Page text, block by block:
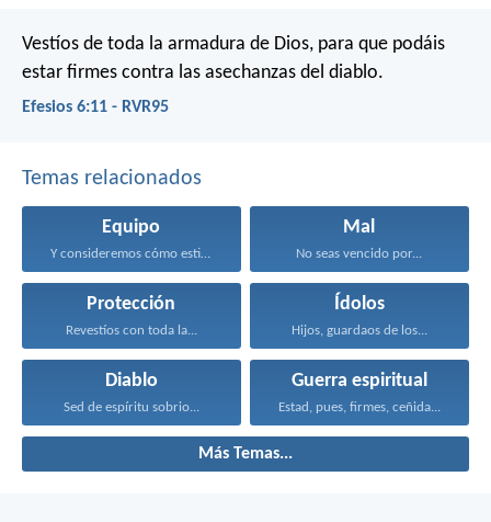
Vestíos de toda la armadura de Dios, para que podáis
estar firmes contra las asechanzas del diablo.
Efesios 6:11 - RVR95
Temas relacionados
Equipo
Y consideremos cómo estimularnos...
Mal
No seas vencido por...
Protección
Revestíos con toda la...
Ídolos
Hijos, guardaos de los...
Diablo
Sed de espíritu sobrio...
Guerra espiritual
Estad, pues, firmes, ceñida...
Más Temas...